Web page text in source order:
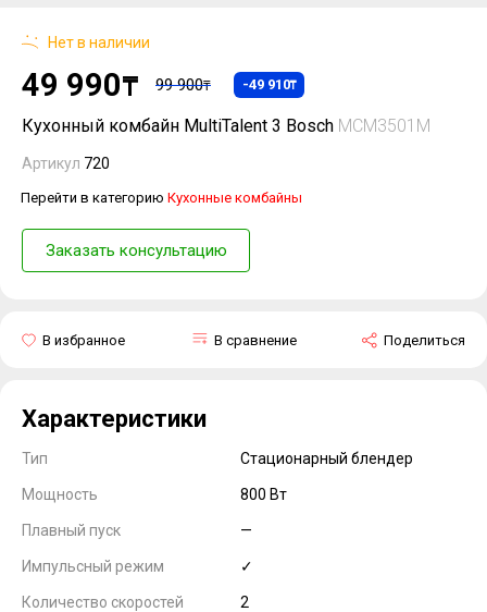
Кухонный комбайн MultiTalent 3 Bosch MCM3501M
Артикул 720
Перейти в категорию Кухонные комбайны
Заказать консультацию
Поделиться
В сравнение
В избранное
Нет в наличии
49 990₸ 99 900₸ -49 910₸
Характеристики
Тип Стационарный блендер
Мощность 800 Вт
Плавный пуск —
Импульсный режим ✓
Количество скоростей 2